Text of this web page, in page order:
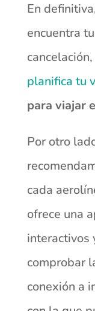
En
encuentra
planifica tu
para viajar
Por otro
cada
ofrece una
interactivos
comprobar
conexión a